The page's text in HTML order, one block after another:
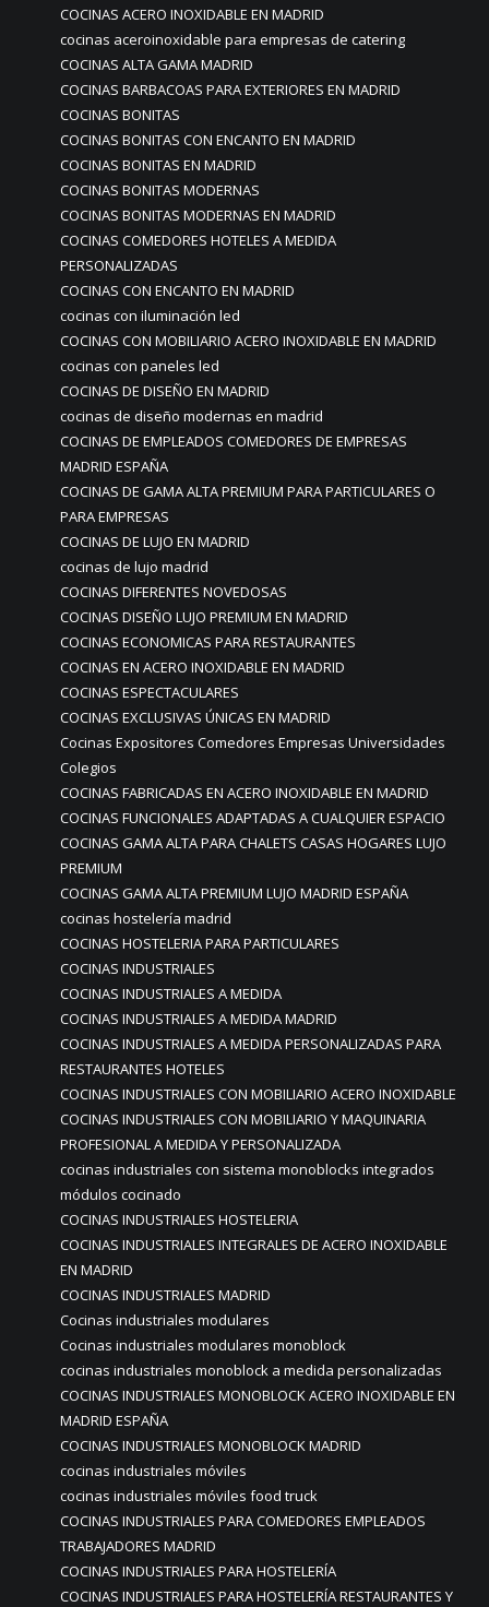
COCINAS ACERO INOXIDABLE EN MADRID
cocinas aceroinoxidable para empresas de catering
COCINAS ALTA GAMA MADRID
COCINAS BARBACOAS PARA EXTERIORES EN MADRID
COCINAS BONITAS
COCINAS BONITAS CON ENCANTO EN MADRID
COCINAS BONITAS EN MADRID
COCINAS BONITAS MODERNAS
COCINAS BONITAS MODERNAS EN MADRID
COCINAS COMEDORES HOTELES A MEDIDA
PERSONALIZADAS
COCINAS CON ENCANTO EN MADRID
cocinas con iluminación led
COCINAS CON MOBILIARIO ACERO INOXIDABLE EN MADRID
cocinas con paneles led
COCINAS DE DISEÑO EN MADRID
cocinas de diseño modernas en madrid
COCINAS DE EMPLEADOS COMEDORES DE EMPRESAS
MADRID ESPAÑA
COCINAS DE GAMA ALTA PREMIUM PARA PARTICULARES O
PARA EMPRESAS
COCINAS DE LUJO EN MADRID
cocinas de lujo madrid
COCINAS DIFERENTES NOVEDOSAS
COCINAS DISEÑO LUJO PREMIUM EN MADRID
COCINAS ECONOMICAS PARA RESTAURANTES
COCINAS EN ACERO INOXIDABLE EN MADRID
COCINAS ESPECTACULARES
COCINAS EXCLUSIVAS ÚNICAS EN MADRID
Cocinas Expositores Comedores Empresas Universidades
Colegios
COCINAS FABRICADAS EN ACERO INOXIDABLE EN MADRID
COCINAS FUNCIONALES ADAPTADAS A CUALQUIER ESPACIO
COCINAS GAMA ALTA PARA CHALETS CASAS HOGARES LUJO
PREMIUM
COCINAS GAMA ALTA PREMIUM LUJO MADRID ESPAÑA
cocinas hostelería madrid
COCINAS HOSTELERIA PARA PARTICULARES
COCINAS INDUSTRIALES
COCINAS INDUSTRIALES A MEDIDA
COCINAS INDUSTRIALES A MEDIDA MADRID
COCINAS INDUSTRIALES A MEDIDA PERSONALIZADAS PARA
RESTAURANTES HOTELES
COCINAS INDUSTRIALES CON MOBILIARIO ACERO INOXIDABLE
COCINAS INDUSTRIALES CON MOBILIARIO Y MAQUINARIA
PROFESIONAL A MEDIDA Y PERSONALIZADA
cocinas industriales con sistema monoblocks integrados
módulos cocinado
COCINAS INDUSTRIALES HOSTELERIA
COCINAS INDUSTRIALES INTEGRALES DE ACERO INOXIDABLE
EN MADRID
COCINAS INDUSTRIALES MADRID
Cocinas industriales modulares
Cocinas industriales modulares monoblock
cocinas industriales monoblock a medida personalizadas
COCINAS INDUSTRIALES MONOBLOCK ACERO INOXIDABLE EN
MADRID ESPAÑA
COCINAS INDUSTRIALES MONOBLOCK MADRID
cocinas industriales móviles
cocinas industriales móviles food truck
COCINAS INDUSTRIALES PARA COMEDORES EMPLEADOS
TRABAJADORES MADRID
COCINAS INDUSTRIALES PARA HOSTELERÍA
COCINAS INDUSTRIALES PARA HOSTELERÍA RESTAURANTES Y